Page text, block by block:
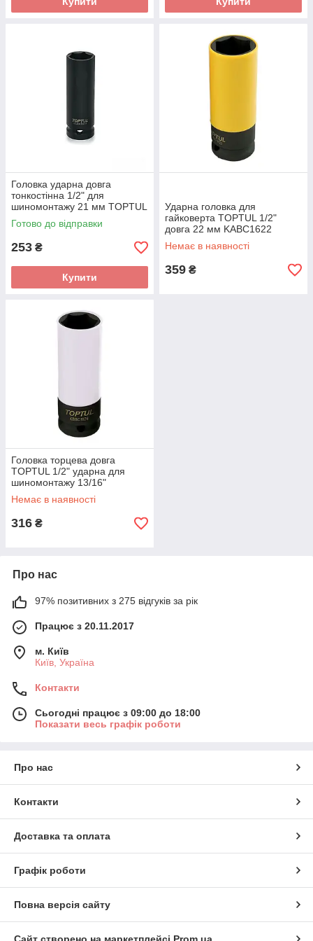
Головка ударна довга
тонкостінна 1/2" для
шиномонтажу 21 мм TOPTUL
KABX1621
Готово до відправки
253 ₴
Купити
Ударна головка для
гайковерта TOPTUL 1/2"
довга 22 мм KABC1622
Немає в наявності
359 ₴
Головка торцева довга
TOPTUL 1/2" ударна для
шиномонтажу 13/16"
KBBC1626
Немає в наявності
316 ₴
Про нас
97% позитивних з 275 відгуків за рік
Працює з 20.11.2017
м. Київ
Київ, Україна
Контакти
Сьогодні працює з 09:00 до 18:00
Показати весь графік роботи
Про нас
Контакти
Доставка та оплата
Графік роботи
Повна версія сайту